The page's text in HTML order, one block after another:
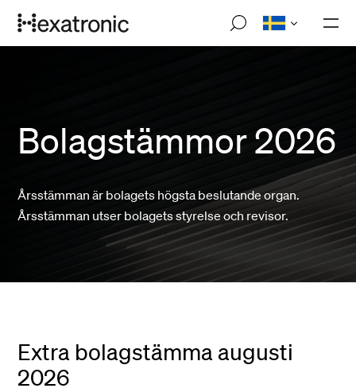
Hoppa
M
v
i
g
a
t
n
Bolagstämmor 2026
Årsstämman är bolagets högsta beslutande organ.
Årsstämman utser bolagets styrelse och revisor.
Extra bolagstämma augusti
2026